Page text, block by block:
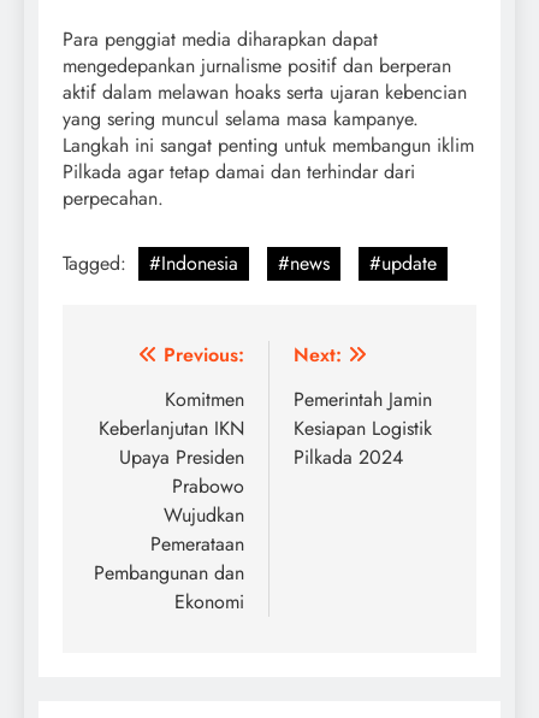
Para penggiat media diharapkan dapat
mengedepankan jurnalisme positif dan berperan
aktif dalam melawan hoaks serta ujaran kebencian
yang sering muncul selama masa kampanye.
Langkah ini sangat penting untuk membangun iklim
Pilkada agar tetap damai dan terhindar dari
perpecahan.
Tagged: #Indonesia #news #update
Post
navigation
Previous:
Komitmen
Keberlanjutan IKN
Upaya Presiden
Prabowo
Wujudkan
Pemerataan
Pembangunan dan
Ekonomi
Next:
Pemerintah Jamin
Kesiapan Logistik
Pilkada 2024